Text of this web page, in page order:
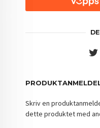
Skriv en
dette produktet med